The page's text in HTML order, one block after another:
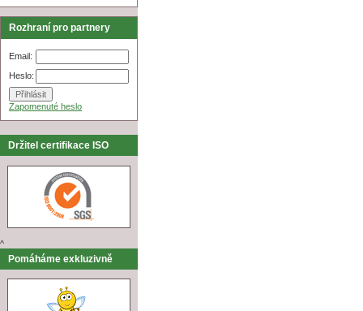
Rozhraní pro partnery
Email:
Heslo:
Zapomenuté heslo
Držitel certifikace ISO
^
Pomáháme exkluzivně